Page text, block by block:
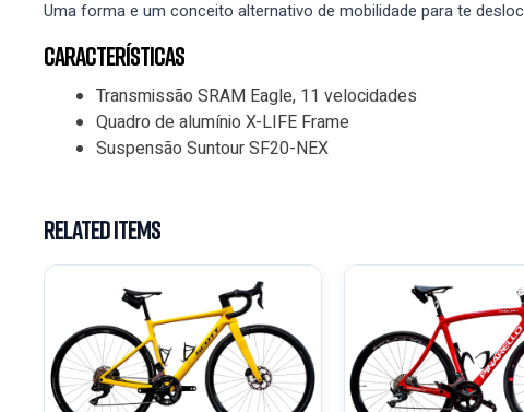
Uma forma e um conceito alternativo de mobilidade para te
Características
Transmissão SRAM Eagle, 11 velocidades
Quadro de alumínio X-LIFE Frame
Suspensão Suntour SF20-NEX
Related Items